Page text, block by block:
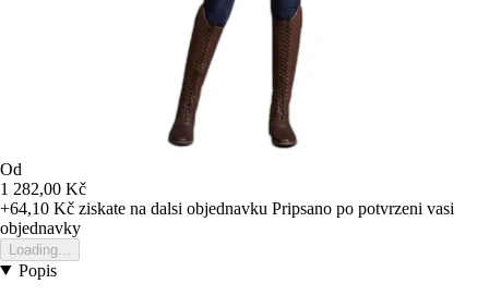
Od
1 282,00 Kč
+64,10 Kč ziskate na dalsi objednavku Pripsano po potvrzeni vasi
objednavky
Loading...
Popis